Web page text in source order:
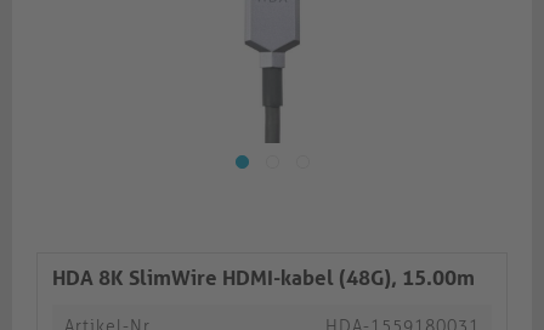
HDA 8K SlimWire HDMI-kabel (48G), 15.00m